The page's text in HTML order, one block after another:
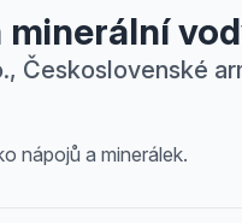
minerální
Československé
nápojů a minerálek.